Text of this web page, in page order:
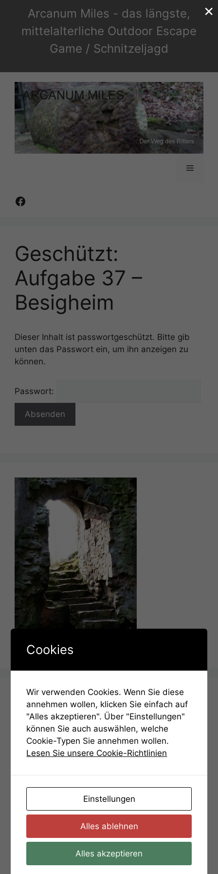
springen
Arcanum Miles - das längste,
mittelalterliche Outdoor Escape
Game / Schnitzeljagd
Menü
Facebook
Geschützt:
Aufgabe 37 –
Besigheim
Dieser Inhalt ist passwortgeschützt. Bitte gib
unten das Passwort ein, um ihn anzeigen zu
können.
Passwort:
Der Ort der Entscheidung
Aufgaben
Bedienungsanleitung
Aufgabe 01 – Gratissimum
Aufgabe 02 – Die Steinplatte
Aufgabe 03 – Zahlen
Aufgabe 05 – PikKreuzHerzKaro
Aufgabe 06 – Solitude
Aufgabe 07 – Binär und schwer
Aufgabe 08 – Der alte Friedhof
×
Cookies
Wir verwenden Cookies. Wenn Sie diese
annehmen wollen, klicken Sie einfach auf
"Alles akzeptieren". Über "Einstellungen"
können Sie auch auswählen, welche
Cookie-Typen Sie annehmen wollen.
Lesen Sie unsere Cookie-Richtlinien
Einstellungen
Alles ablehnen
Alles akzeptieren